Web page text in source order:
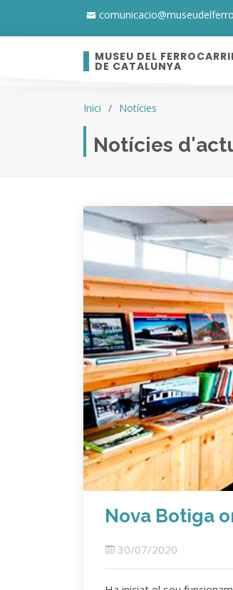
MUSEU DEL
DE CATALUNYA
Inici Notícies
Notícies
Nova Botiga
30/07/2020